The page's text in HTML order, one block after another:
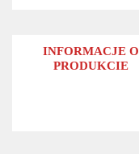
INFORMACJE O
PRODUKCIE